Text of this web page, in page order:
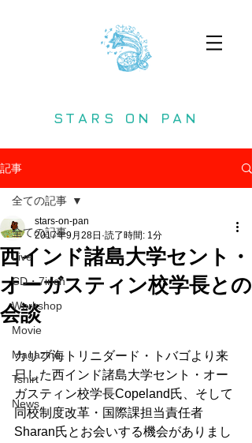
STARS ON PAN
記事
全ての記事
Live
CD・7inch
Workshop
Movie
Magazine
Tshirt
News
全ての記事
西インド諸島大学セント・
オーガスティン校学長との
会談
stars-on-pan
2017年9月28日 読了時間: 1分
カリブ海トリニダード・トバゴより来
日した西インド諸島大学セント・オー
ガスティン校学長Copeland氏、そして
同校制度改革・国際課担当責任者
Sharan氏とお会いする機会がありまし